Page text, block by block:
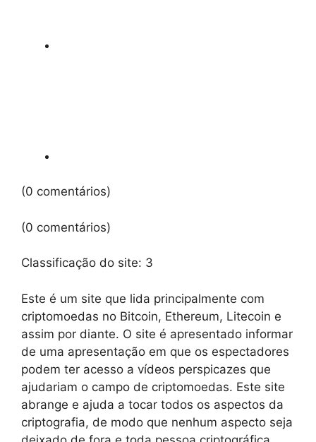
(0 comentários)
(0 comentários)
Classificação do site: 3
Este é um site que lida principalmente com
criptomoedas no Bitcoin, Ethereum, Litecoin e
assim por diante. O site é apresentado informar
de uma apresentação em que os espectadores
podem ter acesso a vídeos perspicazes que
ajudariam o campo de criptomoedas. Este site
abrange e ajuda a tocar todos os aspectos da
criptografia, de modo que nenhum aspecto seja